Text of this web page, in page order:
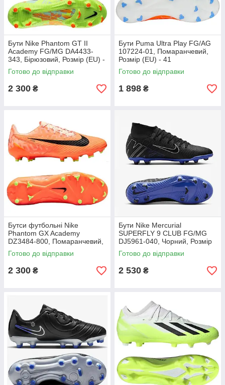
Бути Nike Phantom GT II
Academy FG/MG DA4433-
343, Бірюзовий, Розмір (EU) -
45.5
Готово до відправки
2 300 ₴
Бути Puma Ultra Play FG/AG
107224-01, Помаранчевий,
Розмір (EU) - 41
Готово до відправки
1 898 ₴
Бутси футбольні Nike
Phantom GX Academy
DZ3484-800, Помаранчевий,
Розмір (EU) - 39
Готово до відправки
2 300 ₴
Бути Nike Mercurial
SUPERFLY 9 CLUB FG/MG
DJ5961-040, Чорний, Розмір
(EU) - 42
Готово до відправки
2 530 ₴